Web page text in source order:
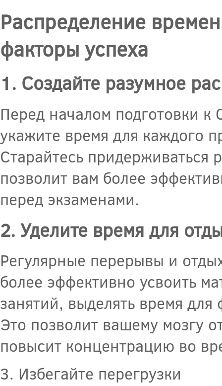
Распределение
факторы успеха
1. Создайте разумное
Перед началом подготовки к
укажите время для каждого
Старайтесь придерживаться
позволит вам более
перед экзаменами.
2. Уделите время для
Регулярные перерывы и
более эффективно усвоить
занятий, выделять время
Это позволит вашему мозгу
повысит концентрацию во
3. Избегайте перегрузки